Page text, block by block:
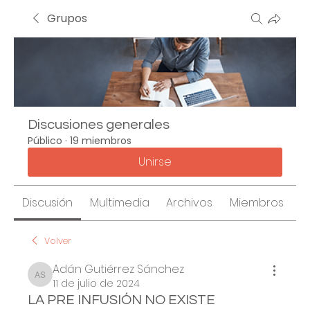
Grupos
Discusiones generales
Público · 19 miembros
Unirse
Discusión Multimedia Archivos Miembros
Volver
Adán Gutiérrez Sánchez
Adán Gutiérrez Sánchez
11 de julio de 2024
LA PRE INFUSIÓN NO EXISTE